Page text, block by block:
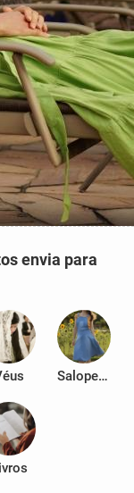
envia para
Salopetes